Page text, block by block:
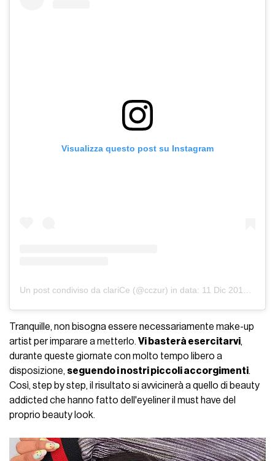
Visualizza questo post su Instagram
Un post condiviso da clariCe (@cczur) in data: 11 Dic 2019 alle ore 8:01 PST
Tranquille, non bisogna essere necessariamente make-up
artist per imparare a metterlo.Vi basterà esercitarvi,
durante queste giornate con molto tempo libero a
disposizione, seguendo i nostri piccoli accorgimenti.
Così, step by step, il risultato si avvicinerà a quello di beauty
addicted che hanno fatto dell'eyeliner il must have del
proprio beauty look.